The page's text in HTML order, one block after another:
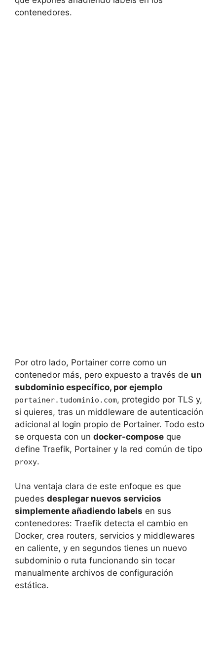
contenedores.
Por otro lado, Portainer corre como un
contenedor más, pero expuesto a través de un
subdominio específico, por ejemplo
portainer.tudominio.com, protegido por TLS y,
si quieres, tras un middleware de autenticación
adicional al login propio de Portainer. Todo esto
se orquesta con un docker-compose que
define Traefik, Portainer y la red común de tipo
proxy.
Una ventaja clara de este enfoque es que
puedes desplegar nuevos servicios
simplemente añadiendo labels en sus
contenedores: Traefik detecta el cambio en
Docker, crea routers, servicios y middlewares
en caliente, y en segundos tienes un nuevo
subdominio o ruta funcionando sin tocar
manualmente archivos de configuración
estática.